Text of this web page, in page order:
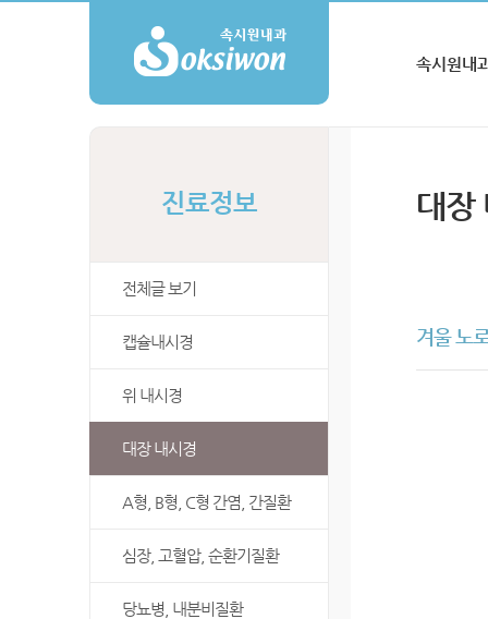
속시원내
진료정보
전체글 보기
캡슐내시경
위 내시경
대장 내시경
A형, B형, C형 간염, 간질환
심장, 고혈압, 순환기질환
당뇨병, 내분비질환
대장
겨울 노